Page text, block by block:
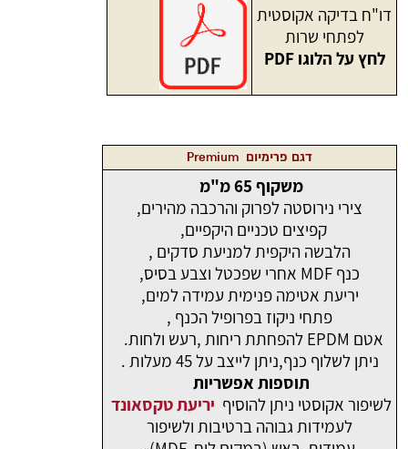
דו"ח בדיקה אקוסטית
לפתחי שרות
לחץ על הלוגו PDF
דגם פרימיום Premium
משקוף 65 מ"מ
צירי נירוסטה לפרוק והרכבה מהירים,
קפיצים טכניים היקפיים,
הלבשה היקפית למניעת סדקים ,
כנף MDF אחרי שפכטל וצבע בסיס,
יריעת אטימה פנימית עמידה למים,
פתחי ניקוז בפרופיל הכנף ,
אטם EPDM להפחתת ריחות ,רעש ולחות.
ניתן לשלוף כנף,ניתן לייצב על 45 מעלות .
תוספות אפשריות
לשיפור אקוסטי ניתן להוסיף יריעת טקסאונד
לעמידות גבוהה ברטיבות ולשיפור